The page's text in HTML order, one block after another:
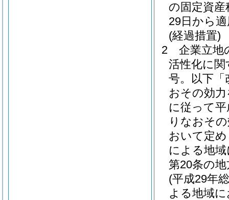
の固定資産
29日から
(経過措置)
2
企業立地
活性化に
号。以下「
おその効
に従って
りなおそ
おいて定
による地
第20条の
(平成29年
よる地域